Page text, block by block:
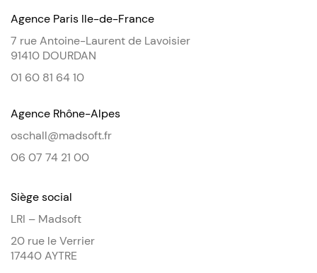
Agence Paris Ile-de-France
7 rue Antoine-Laurent de Lavoisier
91410 DOURDAN
01 60 81 64 10
Agence Rhône-Alpes
oschall@madsoft.fr
06 07 74 21 00
Siège social
LRI – Madsoft
20 rue le Verrier
17440 AYTRE